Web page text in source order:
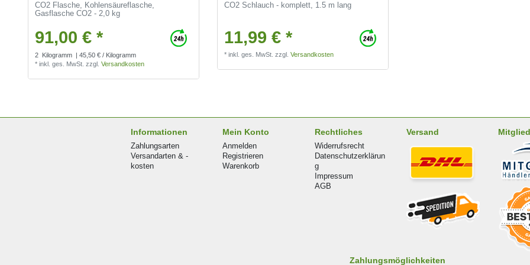
CO2 Flasche, Kohlensäureflasche,
Gasflasche CO2 - 2,0 kg
91,00 € *
2 Kilogramm | 45,50 € / Kilogramm
*inkl. ges. MwSt. zzgl.Versandkosten
CO2 Schlauch - komplett, 1.5 m lang
11,99 € *
*inkl. ges. MwSt. zzgl.Versandkosten
Informationen
Zahlungsarten
Versandarten & -
kosten
Mein Konto
Anmelden
Registrieren
Warenkorb
Rechtliches
Widerrufsrecht
Datenschutzerklärun
g
Impressum
AGB
Versand
Zahlungsmöglichkeiten